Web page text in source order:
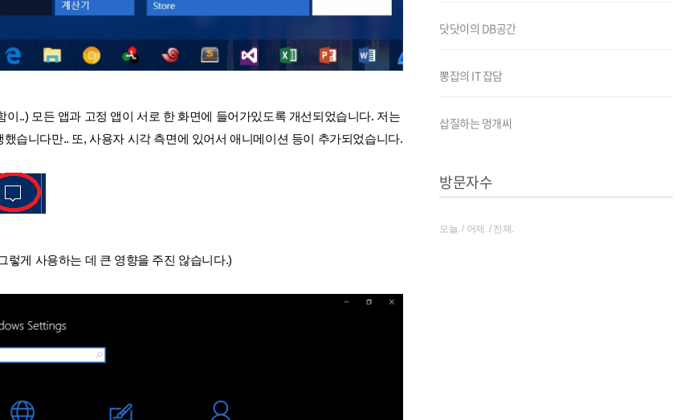
..) 모든 앱과 고정 앱이 서로 한 화면에 들어가있도록 개선되었습니다. 저는
습니다만.. 또, 사용자 시각 측면에 있어서 애니메이션 등이 추가되었습니다.
렇게 사용하는 데 큰 영향을 주진 않습니다.)
닷닷이의 DB공간
뽕잡의 IT 잡담
삽질하는 멍개씨
방문자수
오늘. / 어제. / 전체.